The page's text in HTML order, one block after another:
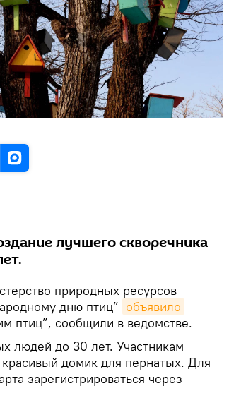
лучшего скворечника
природных ресурсов
дню птиц” объявило
птиц”, сообщили в ведомстве.
людей до 30 лет. Участникам
домик для пернатых. Для
зарегистрироваться через